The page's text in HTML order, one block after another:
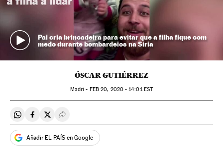
Pai cria brincadeira para evitar que a filha fique com
medo durante bombardeios na Síria
ÓSCAR GUTIÉRREZ
Madri - FEB 20, 2020 - 14:01EST
Compartir en Whatsapp
Compartir en Facebook
Compartir en Twitter
Desplegar Redes Sociales
Añadir EL PAÍS en Google